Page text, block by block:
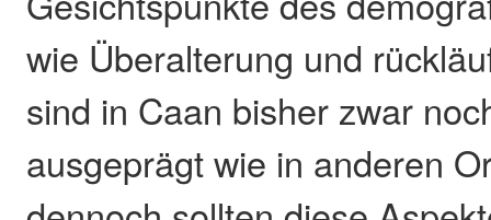
wie Überalterung und
sind in Caan bisher zwar
ausgeprägt wie in anderen